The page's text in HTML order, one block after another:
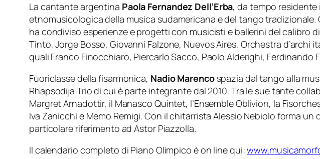
La cantante argentina Paola Fernandez Dell’Erba, da tempo residente
etnomusicologica della musica sudamericana e del tango
ha condiviso esperienze e progetti con musicisti e ballerini del calibro
Tinto, Jorge Bosso, Giovanni Falzone, Nuevos Aires, Orchestra
quali Franco Finocchiaro, Piercarlo Sacco, Paolo Alderighi, Ferdinando
Fuoriclasse della fisarmonica, Nadio Marencospazia dal tango alla
Rhapsodija Trio di cui è parte integrante dal 2010. Tra le sue tante
Margret Arnadottir, il Manasco Quintet, l’Ensemble Oblivion, la
Iva Zanicchi e Memo Remigi. Con il chitarrista Alessio Nebiolo forma
particolare riferimento ad Astor Piazzolla.
Il calendario completo di Piano Olimpico è on line qui: